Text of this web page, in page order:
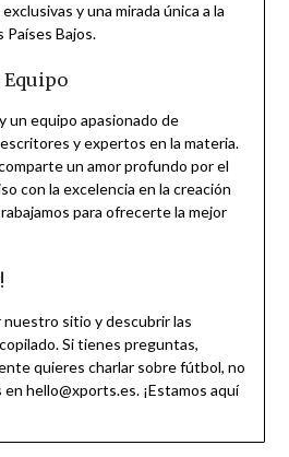
y una mirada única a la
Bajos.
Equipo
un equipo apasionado de
y expertos en la materia.
un amor profundo por el
con la excelencia en la creación
para ofrecerte la mejor
nuestro sitio y descubrir las
Si tienes preguntas,
quieres charlar sobre fútbol, no
en hello@xports.es. ¡Estamos aquí